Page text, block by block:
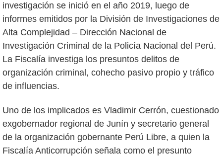
investigación se inició en el año 2019, luego de
informes emitidos por la División de Investigaciones de
Alta Complejidad – Dirección Nacional de
Investigación Criminal de la Policía Nacional del Perú.
La Fiscalía investiga los presuntos delitos de
organización criminal, cohecho pasivo propio y tráfico
de influencias.
Uno de los implicados es Vladimir Cerrón, cuestionado
exgobernador regional de Junín y secretario general
de la organización gobernante Perú Libre, a quien la
Fiscalía Anticorrupción señala como el presunto